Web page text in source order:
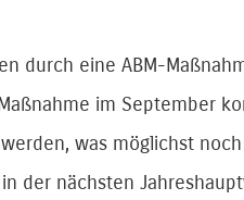
durch eine ABM-
im September
was möglichst
der nächsten